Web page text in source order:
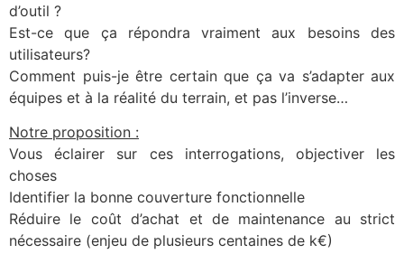
d’outil ?
Est-ce que ça répondra vraiment aux besoins des
utilisateurs?
Comment puis-je être certain que ça va s’adapter aux
équipes et à la réalité du terrain, et pas l’inverse…
Notre proposition :
Vous éclairer sur ces interrogations, objectiver les
choses
Identifier la bonne couverture fonctionnelle
Réduire le coût d’achat et de maintenance au strict
nécessaire (enjeu de plusieurs centaines de k€)